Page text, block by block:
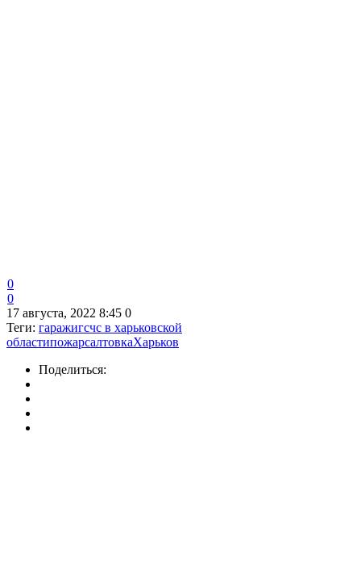
0
0
17 августа, 2022 8:45 0
Теги: гаражигсчс в харьковской
областипожарсалтовкаХарьков
Поделиться: